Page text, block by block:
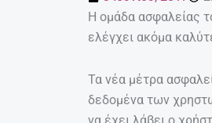
H ομάδα ασφαλείας
ελέγχει ακόμα
Τα νέα μέτρα
δεδομένα των
να έχει λάβει ο